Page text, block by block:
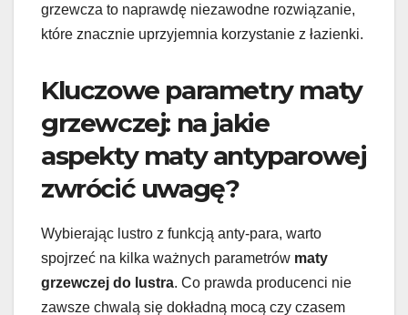
grzewcza to naprawdę niezawodne rozwiązanie,
które znacznie uprzyjemnia korzystanie z łazienki.
Kluczowe parametry maty
grzewczej: na jakie
aspekty maty antyparowej
zwrócić uwagę?
Wybierając lustro z funkcją anty-para, warto
spojrzeć na kilka ważnych parametrów maty
grzewczej do lustra. Co prawda producenci nie
zawsze chwalą się dokładną mocą czy czasem